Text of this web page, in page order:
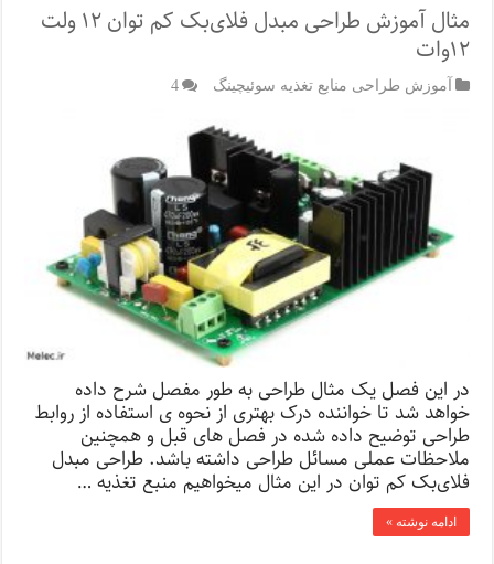
مثال آموزش طراحی مبدل فلای‌بک کم توان ۱۲ ولت
۱۲‌وات
آموزش طراحی منابع تغذیه سوئیچینگ 4
در این فصل یک مثال طراحی به طور مفصل شرح داده
خواهد شد تا خواننده درک بهتری از نحوه ی استفاده از روابط
طراحی توضیح داده شده در فصل های قبل و همچنین
ملاحظات عملی مسائل طراحی داشته باشد. طراحی مبدل
فلای‌بک کم توان در این مثال میخواهیم منبع تغذیه …
ادامه نوشته »